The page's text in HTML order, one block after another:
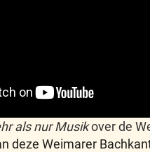
als nur Musikover de
deze Weimarer